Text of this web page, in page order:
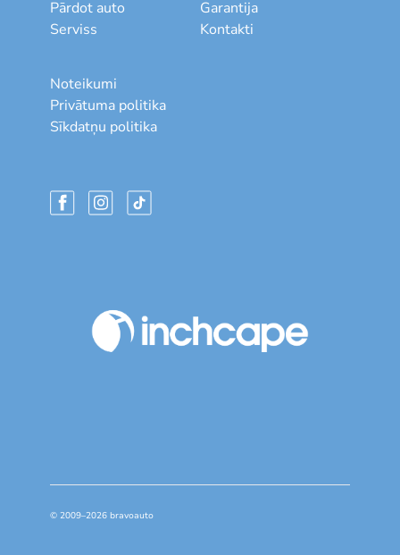
Pārdot auto
Serviss
Garantija
Kontakti
Noteikumi
Privātuma politika
Sīkdatņu politika
© 2009–2026 bravoauto